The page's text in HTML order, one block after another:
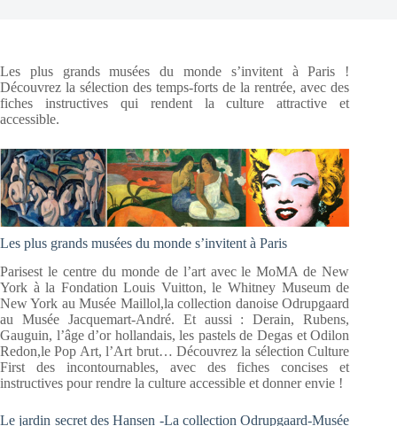
Les plus grands musées du monde s’invitent à Paris !
Découvrez la sélection des temps-forts de la rentrée, avec des
fiches instructives qui rendent la culture attractive et
accessible.
Les plus grands musées du monde s’invitent à Paris
Parisest le centre du monde de l’art avec le MoMA de New
York à la Fondation Louis Vuitton, le Whitney Museum de
New York au Musée Maillol,la collection danoise Odrupgaard
au Musée Jacquemart-André. Et aussi : Derain, Rubens,
Gauguin, l’âge d’or hollandais, les pastels de Degas et Odilon
Redon,le Pop Art, l’Art brut… Découvrez la sélection Culture
First des incontournables, avec des fiches concises et
instructives pour rendre la culture accessible et donner envie !
Le jardin secret des Hansen -La collection Odrupgaard-Musée